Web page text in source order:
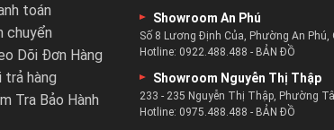
đúng không ?
mình.
toán
chuyển
Dõi Đơn Hàng
trả hàng
Tra Bảo Hành
Showroom An Phú
Số 8 Lương Định Của, Phường An Phú,
Hotline: 0922.488.488 - BẢN ĐỒ
Showroom Nguyễn Thị Thập
233 - 235 Nguyễn Thị Thập, Phường
Hotline: 0975.488.488 - BẢN ĐỒ